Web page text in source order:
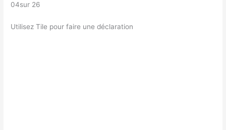
04sur 26
Utilisez Tile pour faire une déclaration